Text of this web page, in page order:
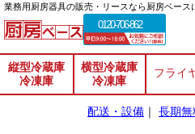
業務⽤厨房器具の販売・リースなら厨房ベース
0120-706-862
縦型冷蔵庫
冷凍庫
横型冷蔵庫
冷凍庫
フライ
配送・設備 ｜ 長期